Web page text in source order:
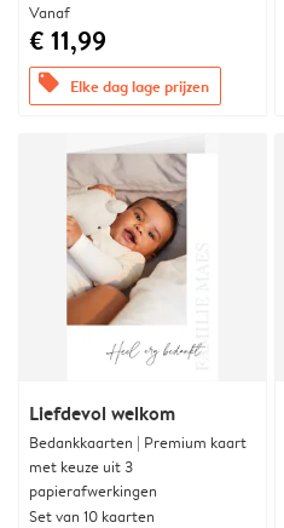
Vanaf
€ 11,99
offers Elke dag lage prijzen
Liefdevol welkom
Bedankkaarten | Premium kaart
met keuze uit 3
papierafwerkingen
Set van 10 kaarten